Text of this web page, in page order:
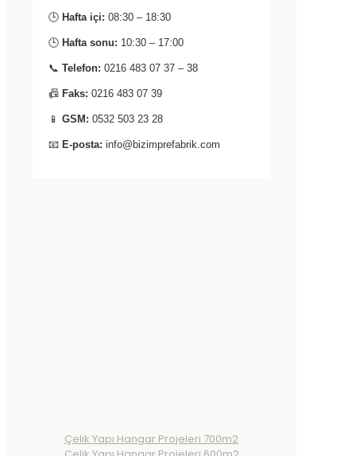
🕒 Hafta içi: 08:30 – 18:30
🕒 Hafta sonu: 10:30 – 17:00
📞 Telefon: 0216 483 07 37 – 38
📠 Faks: 0216 483 07 39
📱 GSM: 0532 503 23 28
📧 E-posta: info@bizimprefabrik.com
Çelik Yapı Hangar Projeleri 700m2